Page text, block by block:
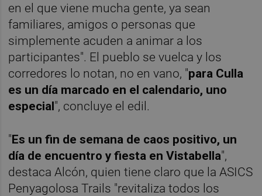
en el que viene mucha gente, ya sean
familiares, amigos o personas que
simplemente acuden a animar a los
participantes". El pueblo se vuelca y los
corredores lo notan, no en vano, "para Culla
es un día marcado en el calendario, uno
especial", concluye el edil.
"Es un fin de semana de caos positivo, un
día de encuentro y fiesta en Vistabella",
destaca Alcón, quien tiene claro que la ASICS
Penyagolosa Trails "revitaliza todos los